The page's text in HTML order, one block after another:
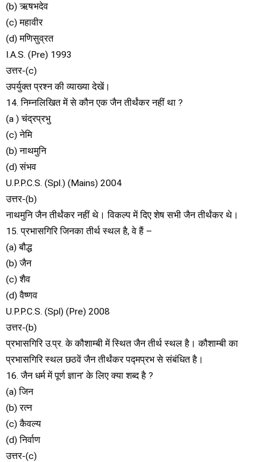
(b) ऋषभदेव
(c) महावीर
(d) मणिसुव्रत
I.A.S. (Pre) 1993
उत्तर-(c)
उपर्युक्त प्रश्न की व्याख्या देखें।
14. निम्नलिखित में से कौन एक जैन तीर्थंकर नहीं था ?
(a ) चंद्रप्रभु
(c) नेमि
(b) नाथमुनि
(d) संभव
U.P.P.C.S. (Spl.) (Mains) 2004
उत्तर-(b)
नाथमुनि जैन तीर्थंकर नहीं थे। विकल्प में दिए शेष सभी जैन तीर्थंकर थे।
15. प्रभासगिरि जिनका तीर्थ स्थल है, वे हैं –
(a) बौद्ध
(b) जैन
(c) शैव
(d) वैष्णव
U.P.P.C.S. (Spl) (Pre) 2008
उत्तर-(b)
प्रभासगिरि उ.प्र. के कौशाम्बी में स्थित जैन तीर्थ स्थल है। कौशाम्बी का
प्रभासगिरि स्थल छठवें जैन तीर्थंकर पद्मप्रभ से संबंधित है।
16. जैन धर्म में पूर्ण ज्ञान’ के लिए क्या शब्द है ?
(a) जिन
(b) रत्न
(c) कैवल्य
(d) निर्वाण
उत्तर-(c)